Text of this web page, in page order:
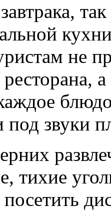
не
ресторана,
звуки
тихие